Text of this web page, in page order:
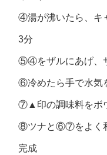
④湯が沸いたら、キ
3分
⑤④をザルにあげ、
⑥冷めたら手で水気
⑦▲印の調味料をボ
⑧ツナと⑥⑦をよく
完成